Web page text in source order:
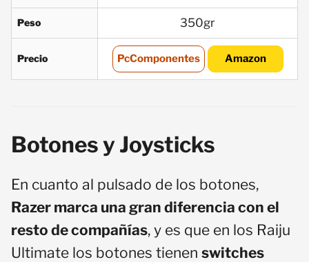
Peso 350gr
Precio PcComponentes Amazon
Botones y Joysticks
En cuanto al pulsado de los botones,
Razer marca una gran diferencia con el
resto de compañías, y es que en los Raiju
Ultimate los botones tienen switches